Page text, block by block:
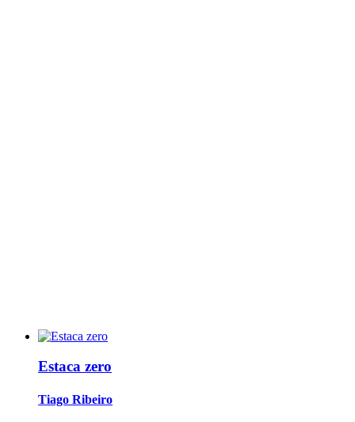
Estaca zero
Tiago Ribeiro